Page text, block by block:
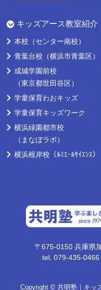
キッズアース教室紹介
本校 （センター南校）
青葉台校 （横浜市青葉区）
成城学園前校
（東京都世田谷区）
学童保育わおキッズ
学童保育キッズワーク
横浜緑園都市校
（まなぼラボ）
横浜根岸校 （ﾙﾐｴｰﾙｻｲｴﾝｽ）
〒675-0150 兵庫県
tel.079-435-0466
Copyright © 共明塾｜キッ